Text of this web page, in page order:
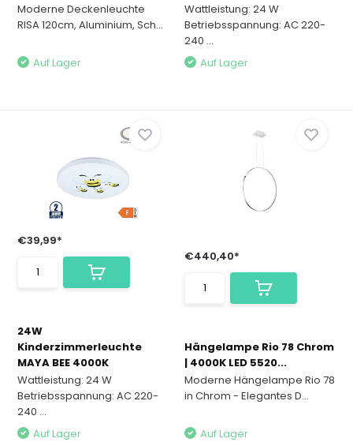
Moderne Deckenleuchte
RISA 120cm, Aluminium, Sch...
Auf Lager
Wattleistung: 24 W
Betriebsspannung: AC 220-
240 ...
Auf Lager
€39,99*
24W
Kinderzimmerleuchte
MAYA BEE 4000K
Wattleistung: 24 W
Betriebsspannung: AC 220-
240 ...
Auf Lager
€440,40*
Hängelampe Rio 78 Chrom
| 4000K LED 5520...
Moderne Hängelampe Rio 78
in Chrom - Elegantes D...
Auf Lager